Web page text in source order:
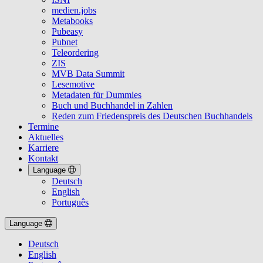
medien.jobs
Metabooks
Pubeasy
Pubnet
Teleordering
ZIS
MVB Data Summit
Lesemotive
Metadaten für Dummies
Buch und Buchhandel in Zahlen
Reden zum Friedenspreis des Deutschen Buchhandels
Termine
Aktuelles
Karriere
Kontakt
Language
Deutsch
English
Português
Language
Deutsch
English